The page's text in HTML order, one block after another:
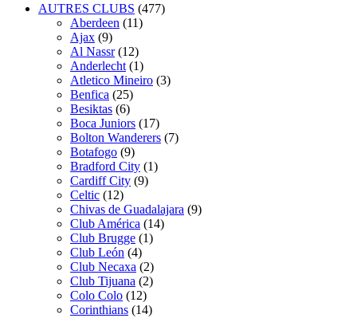
AUTRES CLUBS (477)
Aberdeen (11)
Ajax (9)
Al Nassr (12)
Anderlecht (1)
Atletico Mineiro (3)
Benfica (25)
Besiktas (6)
Boca Juniors (17)
Bolton Wanderers (7)
Botafogo (9)
Bradford City (1)
Cardiff City (9)
Celtic (12)
Chivas de Guadalajara (9)
Club América (14)
Club Brugge (1)
Club León (4)
Club Necaxa (2)
Club Tijuana (2)
Colo Colo (12)
Corinthians (14)